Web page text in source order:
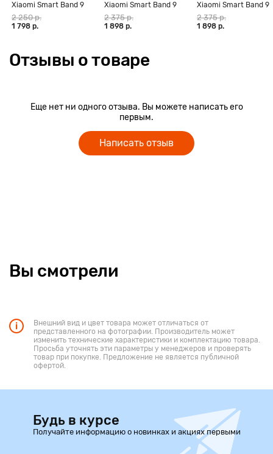
Xiaomi Smart Band 9
Active, чёрный
2 250 р.
1 798 р.
Xiaomi Smart Band 9
Active, бежево-белый
2 375 р.
1 898 р.
Xiaomi Smart Band 9
Active, розовый
2 375 р.
1 898 р.
Отзывы о товаре
Еще нет ни одного отзыва. Вы можете написать его
первым.
Написать отзыв
Вы смотрели
Внешний вид и цвет товара может отличаться от
представленного на фотографии. Производитель может
изменить технические характеристики и комплектацию товара.
Просьба уточнять эти параметры у менеджеров и проверять
товар при покупке. Предложение не является публичной
офертой.
Будь в курсе
Получайте информацию о новинках и акциях первыми